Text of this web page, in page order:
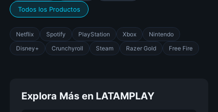
Todos los Productos
Netflix Spotify PlayStation Xbox
Nintendo
Disney+
Crunchyroll Steam Razer Gold Free Fire
Explora Más en LATAMPLAY